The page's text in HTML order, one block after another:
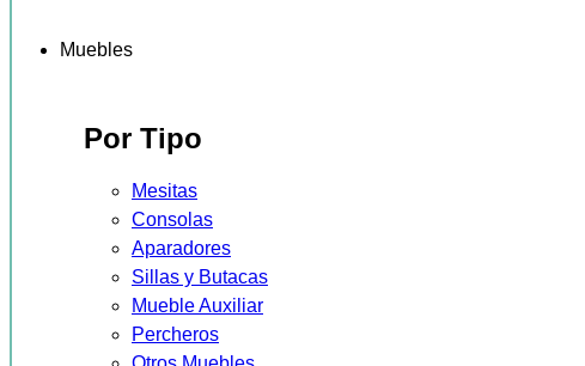
Muebles
Por Tipo
Mesitas
Consolas
Aparadores
Sillas y Butacas
Mueble Auxiliar
Percheros